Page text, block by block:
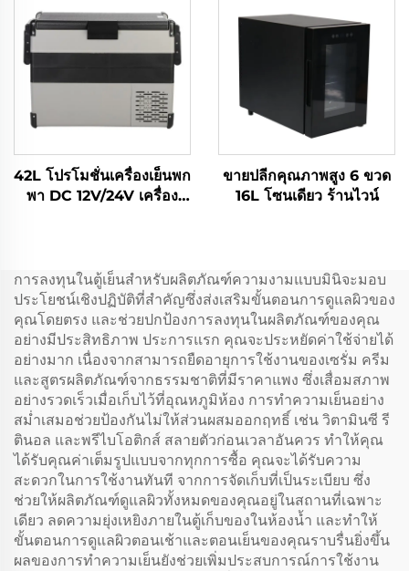
42L โปรโมชั่นเครื่องเย็นพก
พา DC 12V/24V เครื่อง
ขายปลีกคุณภาพสูง 6 ขวด
16L โซนเดียว ร้านไวน์
การลงทุนในตู้เย็นสำหรับผลิตภัณฑ์ความงามแบบมินิจะมอบ
ประโยชน์เชิงปฏิบัติที่สำคัญซึ่งส่งเสริมขั้นตอนการดูแลผิวของ
คุณโดยตรง และช่วยปกป้องการลงทุนในผลิตภัณฑ์ของคุณ
อย่างมีประสิทธิภาพ ประการแรก คุณจะประหยัดค่าใช้จ่ายได้
อย่างมาก เนื่องจากสามารถยืดอายุการใช้งานของเซรั่ม ครีม
และสูตรผลิตภัณฑ์จากธรรมชาติที่มีราคาแพง ซึ่งเสื่อมสภาพ
อย่างรวดเร็วเมื่อเก็บไว้ที่อุณหภูมิห้อง การทำความเย็นอย่าง
สม่ำเสมอช่วยป้องกันไม่ให้ส่วนผสมออกฤทธิ์ เช่น วิตามินซี รี
ตินอล และพรีไบโอติกส์ สลายตัวก่อนเวลาอันควร ทำให้คุณ
ได้รับคุณค่าเต็มรูปแบบจากทุกการซื้อ คุณจะได้รับความ
สะดวกในการใช้งานทันที จากการจัดเก็บที่เป็นระเบียบ ซึ่ง
ช่วยให้ผลิตภัณฑ์ดูแลผิวทั้งหมดของคุณอยู่ในสถานที่เฉพาะ
เดียว ลดความยุ่งเหยิงภายในตู้เก็บของในห้องน้ำ และทำให้
ขั้นตอนการดูแลผิวตอนเช้าและตอนเย็นของคุณราบรื่นยิ่งขึ้น
ผลของการทำความเย็นยังช่วยเพิ่มประสบการณ์การใช้งาน